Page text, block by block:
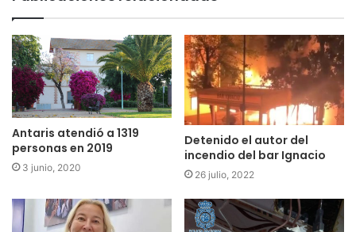
Antaris atendió a 1319
personas en 2019
3 junio, 2020
Detenido el autor del
incendio del bar Ignacio
26 julio, 2022